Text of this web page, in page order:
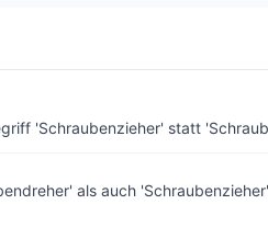
'Schraubenzieher' statt
als auch